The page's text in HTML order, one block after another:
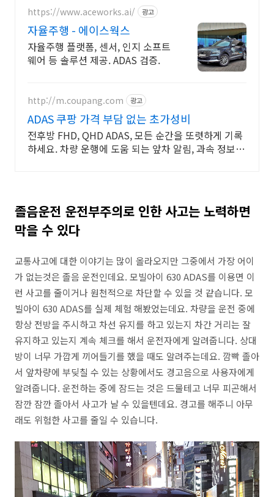
https://www.aceworks.ai/ 광고
자율주행 - 에이스웍스
자율주행 플랫폼, 센서, 인지 소프트
웨어 등 솔루션 제공. ADAS 검증.
http://m.coupang.com 광고
ADAS 쿠팡 가격 부담 없는 초가성비
전후방 FHD, QHD ADAS, 모든 순간을 또렷하게 기록
하세요. 차량 운행에 도움 되는 앞차 알림, 과속 정보까
졸음운전 운전부주의로 인한 사고는 노력하면
막을 수 있다
교통사고에 대한 이야기는 많이 올라오지만 그중에서 가장 어이
가 없는것은 졸음 운전인데요. 모빌아이 630 ADAS를 이용면 이
런 사고를 줄이거나 원천적으로 차단할 수 있을 것 같습니다. 모
빌아이 630 ADAS를 실제 체험 해봤었는데요. 차량을 운전 중에
항상 전방을 주시하고 차선 유지를 하고 있는지 차간 거리는 잘
유지하고 있는지 계속 체크를 해서 운전자에게 알려줍니다. 상대
방이 너무 가깝게 끼어들기를 했을 때도 알려주는데요. 깜빡 졸아
서 앞차량에 부딪칠 수 있는 상황에서도 경고음으로 사용자에게
알려줍니다. 운전하는 중에 잠드는 것은 드물테고 너무 피곤해서
잠깐 잠깐 졸아서 사고가 날 수 있을텐데요. 경고를 해주니 아무
래도 위험한 사고를 줄일 수 있습니다.